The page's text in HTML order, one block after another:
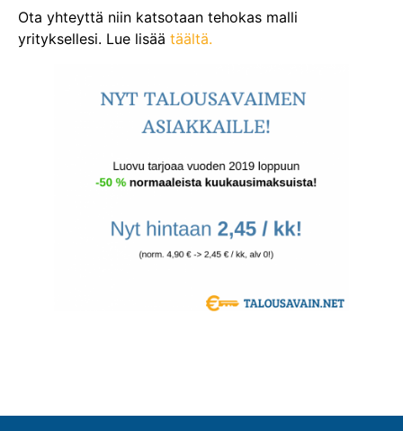
Ota yhteyttä niin katsotaan tehokas malli
yrityksellesi. Lue lisää täältä.